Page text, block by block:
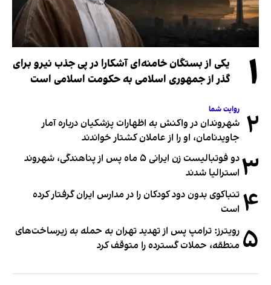
۱
یکی از بستگان خامنه‌ای آشکارا در پی جذب نیرو برای
گذر از جمهوری اسلامی به حکومت اسلامی است
۲ روایت شما
شهروندان در واکنش به اظهارات پزشکیان درباره آمار
جاویدنامان، او را از عاملان کشتار خواندند
۳
دو فوتبالیست زن ایرانی ۵ ماه پس از پناهندگی، شهروند
استرالیا شدند
۴ تنباکوی بدون دود کودکان را در مدارس ایران گرفتار کرده
است
۵ رویترز: ترامپ پس از تهدید تهران به حمله به زیرساخت‌های
منطقه، حملات گسترده را متوقف کرد